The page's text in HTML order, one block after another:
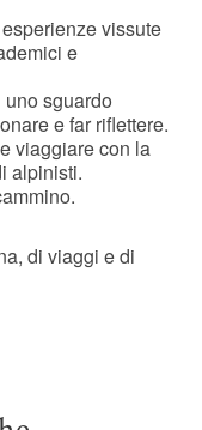
vissute
e
sguardo
e far riflettere.
viaggiare con la
alpinisti.
di viaggi e di